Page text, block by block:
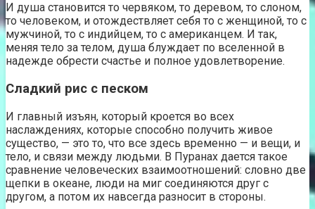
И душа становится то червяком, то деревом, то слоном,
то человеком, и отождествляет себя то с женщиной, то с
мужчиной, то с индийцем, то с американцем. И так,
меняя тело за телом, душа блуждает по вселенной в
надежде обрести счастье и полное удовлетворение.
Сладкий рис с песком
И главный изъян, который кроется во всех
наслаждениях, которые способно получить живое
существо, — это то, что все здесь временно — и вещи, и
тело, и связи между людьми. В Пуранах дается такое
сравнение человеческих взаимоотношений: словно две
щепки в океане, люди на миг соединяются друг с
другом, а потом их навсегда разносит в стороны.